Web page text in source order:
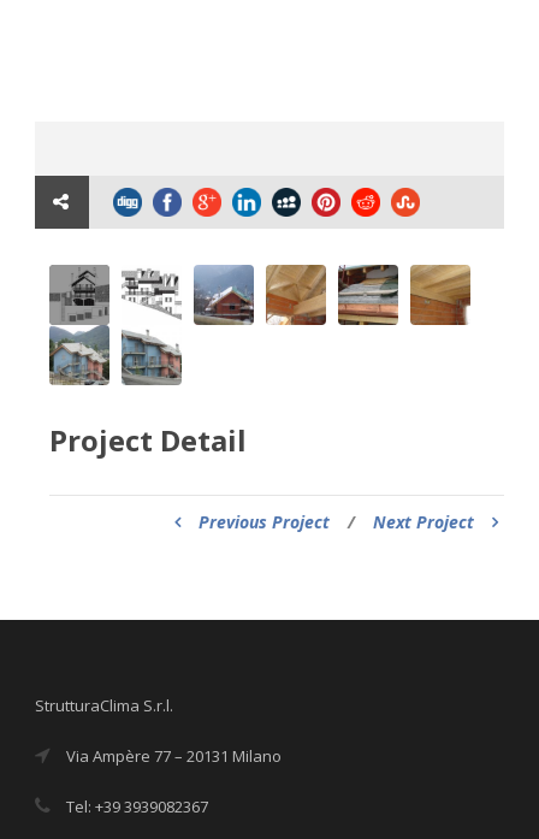
Project Detail
Previous Project / Next Project
StrutturaClima S.r.l.
Via Ampère 77 – 20131 Milano
Tel: +39 3939082367